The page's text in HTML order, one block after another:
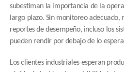
subestiman la importancia de la
largo plazo. Sin monitoreo
reportes de desempeño, incluso los
pueden rendir por debajo de lo
Los clientes industriales esperan